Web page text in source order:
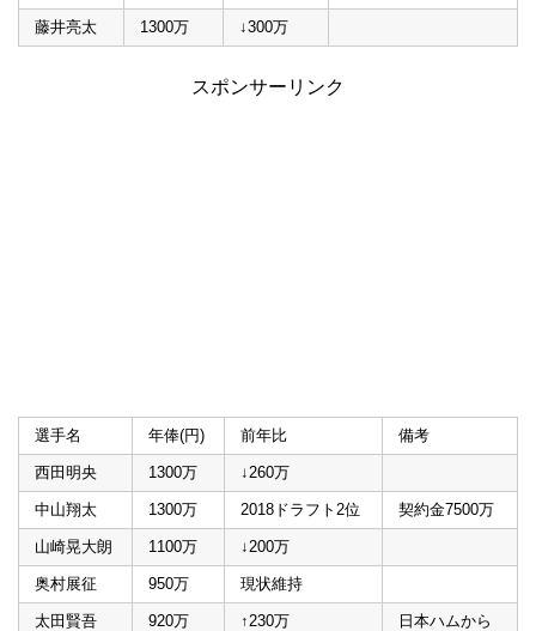
藤井亮太 1300万 ↓300万
スポンサーリンク
選手名 年俸(円) 前年比 備考
西田明央 1300万 ↓260万
中山翔太 1300万 2018ドラフト2位 契約金7500万
山崎晃大朗 1100万 ↓200万
奥村展征 950万 現状維持
太田賢吾 920万
↑230万
日本ハムから